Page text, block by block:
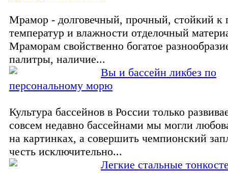
Мрамор - долговечный, прочный, стойкий к
температур и влажности отделочный
Мраморам свойственно богатое
палитры, наличие...
Вы и бассейн ликбез по
персональному морю
Культура бассейнов в России только
совсем недавно бассейнами мы могли
на картинках, а совершить чемпионский
честь исключительно...
Легкие стальные